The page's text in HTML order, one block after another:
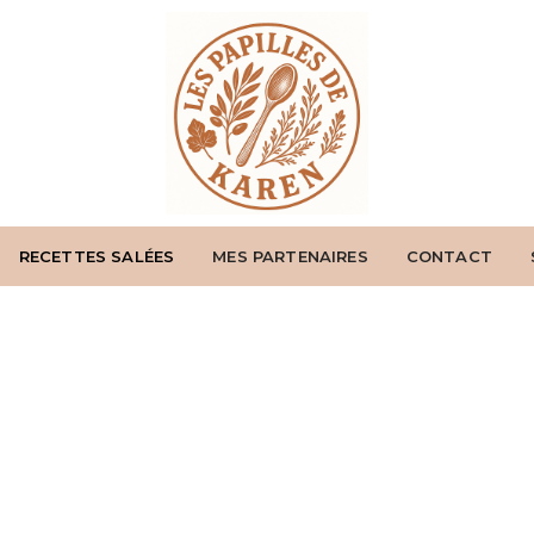
RECETTES SALÉES MES PARTENAIRES CONTACT